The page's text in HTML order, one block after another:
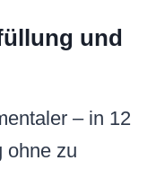
und
– in 12
ohne zu